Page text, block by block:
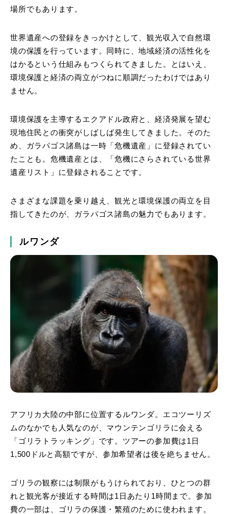
場所でもあります。
世界遺産への登録をきっかけとして、観光収入で自然環
境の保護を行っています。同時に、地域経済の活性化を
はかるという仕組みもつくられてきました。とはいえ、
環境保護と経済の両立がつねに順調だったわけではあり
ません。
環境保護を主導するエクアドル政府と、経済発展を望む
現地住民との衝突がしばしば発生してきました。そのた
め、ガラパゴス諸島は一時「危機遺産」に登録されてい
たことも。危機遺産とは、「危機にさらされている世界
遺産リスト」に登録されることです。
さまざまな課題を乗り越え、観光と環境保護の両立を目
指してきたのが、ガラパゴス諸島の魅力でもあります。
ルワンダ
アフリカ大陸の中部に位置するルワンダ。エコツーリズ
ムのなかでも人気なのが、マウンテンゴリラに会える
「ゴリラトラッキング」です。ツアーの参加費は1日
1,500ドルと高額ですが、参加希望者は後を絶ちません。
ゴリラの観察には制限がもうけられており、ひとつの群
れと観光客が接近する時間は1日あたり1時間まで。参加
費の一部は、ゴリラの保護・繁殖のために使われます。